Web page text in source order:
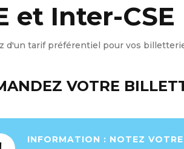
et Inter-CSE
d'un tarif préférentiel pour vos
VOTRE
INFORMATION : NOTEZ